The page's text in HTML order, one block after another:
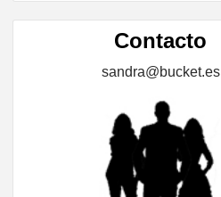
Contacto
sandra@bucket.es